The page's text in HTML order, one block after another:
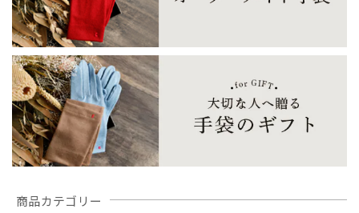
商品カテゴリー
ブラックレース
2026/07/24
黒レースしか在庫が無かったため、黒レースロングサイズを
注文。 黒が入荷したとのことで、黒ロングを注文したが、
一週間しても発送通知が来ない。おそらく在庫切れだったの
だろう。在庫切れなら在庫切れと表記して購入できないよう
にして欲しかったです。 楽しみにしていたのに、残念でた